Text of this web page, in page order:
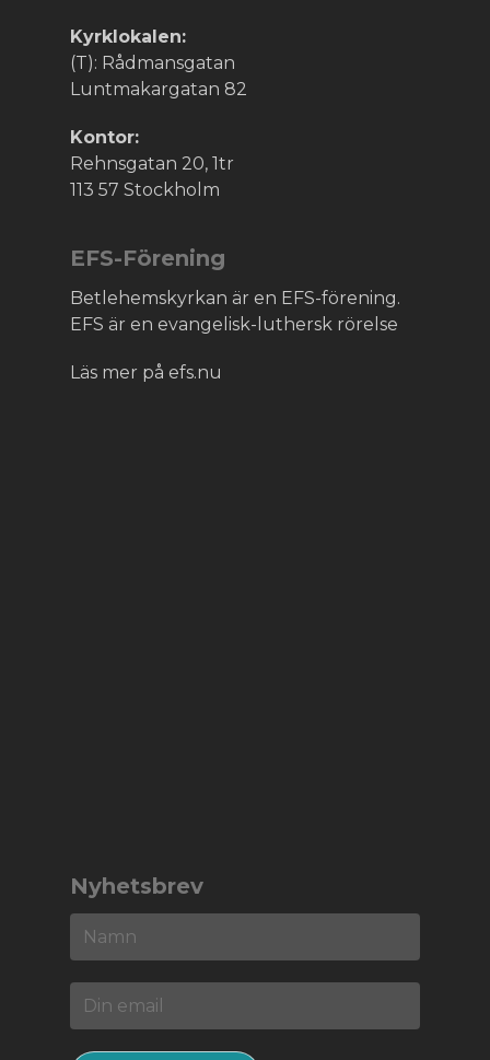
Kyrklokalen:
(T): Rådmansgatan
Luntmakargatan 82
Kontor:
Rehnsgatan 20, 1tr
113 57 Stockholm
EFS-Förening
Betlehemskyrkan är en EFS-förening.
EFS är en evangelisk-luthersk rörelse
Läs mer på efs.nu
Nyhetsbrev